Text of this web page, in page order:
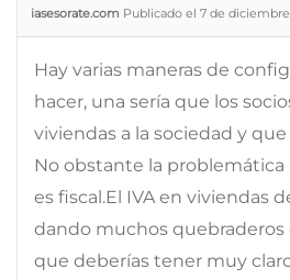
iasesorate.com Publicado el 7 de
Hay varias maneras de
hacer, una sería que los
viviendas a la sociedad y
No obstante la
es fiscal.El IVA en viviendas
dando muchos quebraderos
que deberías tener muy